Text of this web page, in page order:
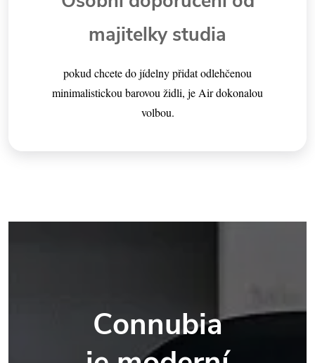
majitelky studia
pokud chcete do jídelny přidat odlehčenou
minimalistickou barovou židli, je Air dokonalou
volbou.
Connubia